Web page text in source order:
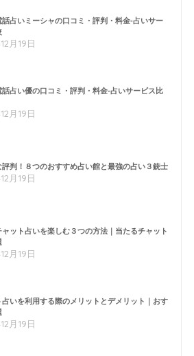
話占いミーシャの口コミ・評判・料金-占いサー
月19日
話占い優の口コミ・評判・料金-占いサービス比
月19日
評判！８つのおすすめ占い館と最強の占い３銃士
月19日
ャット占いを楽しむ３つの方法｜当たるチャット
月19日
占いを利用する際のメリットとデメリット｜おす
月19日